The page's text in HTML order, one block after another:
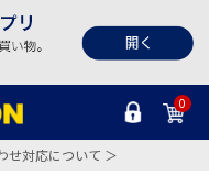
0
せ対応について ＞